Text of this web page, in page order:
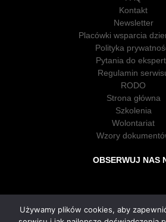
Kontakt
Newsletter
Placówki wsparcia
Polityka
Pytania do
Regulamin
RODO
Strona główna
Szkolenia
Wolontariat
Wzory
OBSERWUJ NAS
Używamy plików cookies, aby